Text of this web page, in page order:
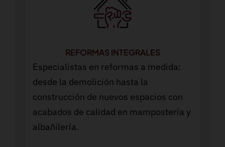
REFORMAS INTEGRALES
Especialistas en reformas a medida:
desde la demolición hasta la
construcción de nuevos espacios con
acabados de calidad en mampostería y
albañilería.